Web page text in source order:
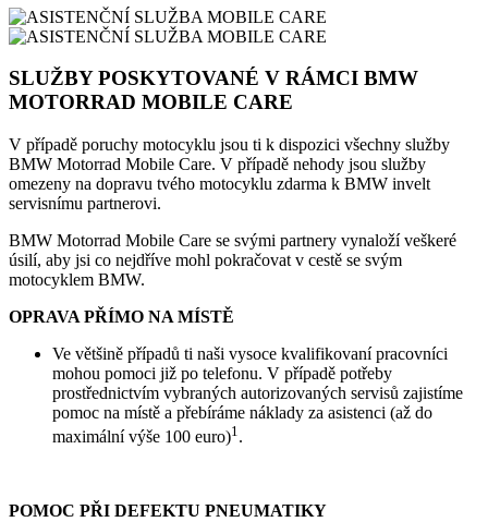
SLUŽBY POSKYTOVANÉ V RÁMCI BMW
MOTORRAD MOBILE CARE
V případě poruchy motocyklu jsou ti k dispozici všechny služby
BMW Motorrad Mobile Care. V případě nehody jsou služby
omezeny na dopravu tvého motocyklu zdarma k BMW invelt
servisnímu partnerovi.
BMW Motorrad Mobile Care se svými partnery vynaloží veškeré
úsilí, aby jsi co nejdříve mohl pokračovat v cestě se svým
motocyklem BMW.
OPRAVA PŘÍMO NA MÍSTĚ
Ve většině případů ti naši vysoce kvalifikovaní pracovníci
mohou pomoci již po telefonu. V případě potřeby
prostřednictvím vybraných autorizovaných servisů zajistíme
pomoc na místě a přebíráme náklady za asistenci (až do
maximální výše 100 euro)1 .
POMOC PŘI DEFEKTU PNEUMATIKY